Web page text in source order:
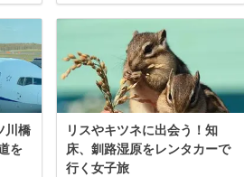
川橋
リスやキツネに出会う！知
床、釧路湿原をレンタカーで
行く女子旅